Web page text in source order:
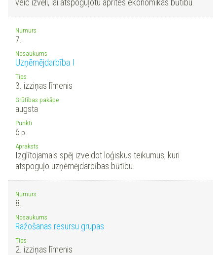
veic izvēli, lai atspoguļotu aprites ekonomikas būtību.
Numurs
7.
Nosaukums
Uzņēmējdarbība I
Tips
3. izziņas līmenis
Grūtības pakāpe
augsta
Punkti
6 p.
Apraksts
Izglītojamais spēj izveidot loģiskus teikumus, kuri
atspoguļo uzņēmējdarbības būtību.
Numurs
8.
Nosaukums
Ražošanas resursu grupas
Tips
2. izziņas līmenis